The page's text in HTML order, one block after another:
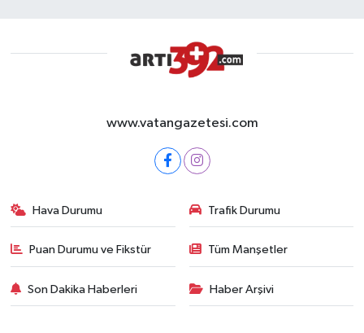
www.vatangazetesi.com
Hava Durumu Trafik Durumu
Puan Durumu ve Fikstür Tüm Manşetler
Son Dakika Haberleri Haber Arşivi